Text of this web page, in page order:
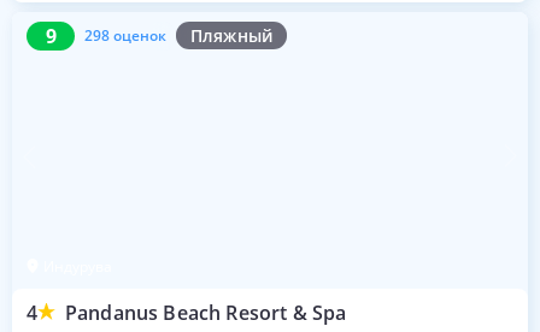
9 298 оценок Пляжный
4 Pandanus Beach Resort & Spa
9 298 оценок